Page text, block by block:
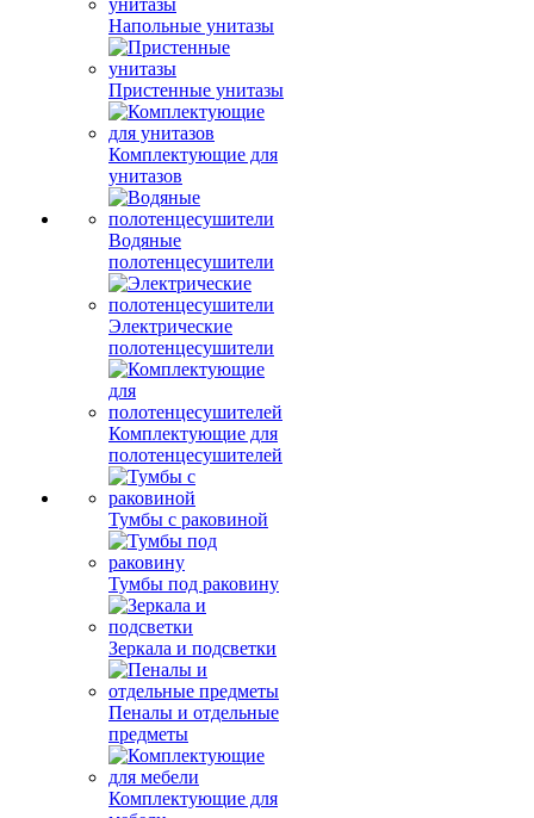
Напольные унитазы
Пристенные унитазы
Комплектующие для
унитазов
Водяные
полотенцесушители
Электрические
полотенцесушители
Комплектующие для
полотенцесушителей
Тумбы с раковиной
Тумбы под раковину
Зеркала и подсветки
Пеналы и отдельные
предметы
Комплектующие для